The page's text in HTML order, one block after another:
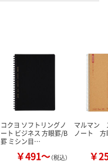
コクヨ ソフトリングノ
ート ビジネス 方眼罫/B
罫 ミシン目…
￥491～（税込）
マルマン
ノート 方
￥